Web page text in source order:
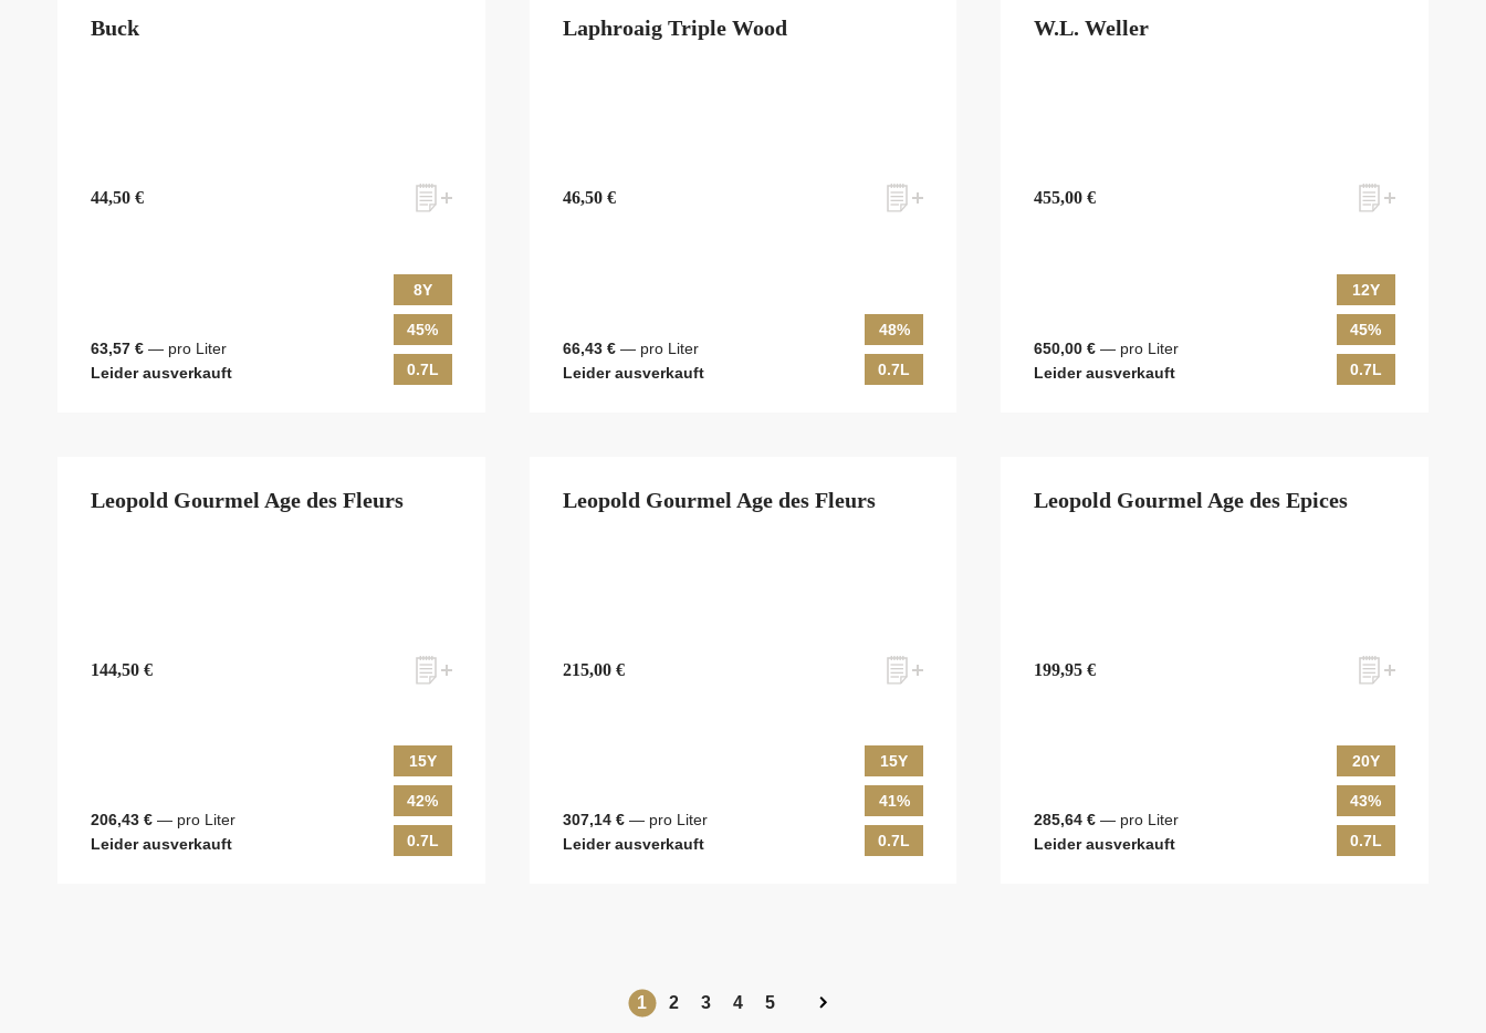
Buck
44,50 €
63,57 € — pro Liter
Leider ausverkauft
8Y
45%
0.7L
Laphroaig Triple Wood
46,50 €
66,43 €— pro Liter
Leider ausverkauft
48%
0.7L
W.L. Weller
455,00 €
650,00 € — pro Liter
Leider ausverkauft
12Y
45%
0.7L
Leopold Gourmel Age des Fleurs
144,50 €
206,43 € — pro Liter
Leider ausverkauft
15Y
42%
0.7L
Leopold Gourmel Age des Fleurs
215,00 €
307,14 €— pro Liter
Leider ausverkauft
15Y
41%
0.7L
Leopold Gourmel Age des Epices
199,95 €
285,64 € — pro Liter
Leider ausverkauft
20Y
43%
0.7L
1 2 3 4 5
Möchten Sie ein für Newsletter-Abonnenten exklusives Monats-Angebot erhalten und dabei über Neuigkeiten rund um Whisky & Passion, das erlesene Sortiment unseres Ladens sowie Online-